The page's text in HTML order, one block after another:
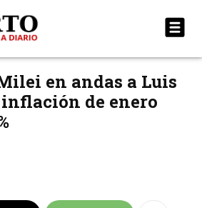
en andas a Luis
inflación de enero